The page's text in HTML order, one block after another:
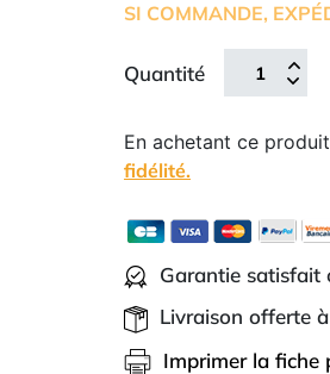
SI COMMANDE,
Quantité
En achetant ce
fidélité.
Garantie satisfait
Livraison offerte
Imprimer la fiche